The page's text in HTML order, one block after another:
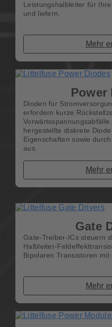
Leistungshalbleiter für
und liefern.
Mehr
Power
Dioden für
erfordern kurze
hergestellte diskrete
Eigenschaften sowie
aus.
Mehr
Gate
Gate-Treiber-ICs steuern
Halbleiter-
Bipolaren Transistoren mit
Mehr